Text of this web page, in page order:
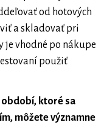
od hotových
a skladovať pri
je vhodné po nákupe
použiť
období, ktoré sa
môžete významne